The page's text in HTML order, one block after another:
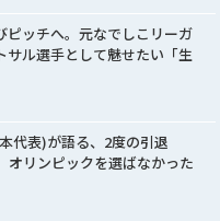
ピッチへ。元なでしこリーガ
サル選手として魅せたい「生
代表)が語る、2度の引退
オリンピックを選ばなかった